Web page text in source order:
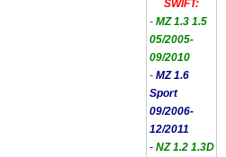
SWIFT:
- MZ 1.3 1.5
05/2005-
09/2010
- MZ 1.6
Sport
09/2006-
12/2011
- NZ 1.2 1.3D